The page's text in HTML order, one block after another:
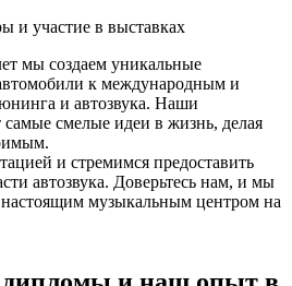
и участие в выставках
мы создаем уникальные
к международным и
и автозвука. Наши
смелые идеи в жизнь, делая
и стремимся предоставить
автозвука. Доверьтесь нам, и мы
музыкальным центром на